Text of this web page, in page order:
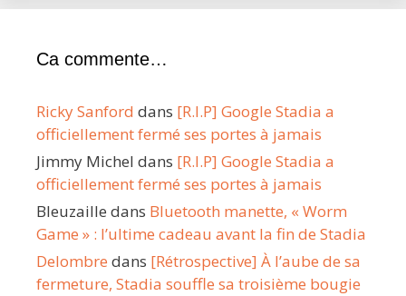
Ca commente…
Ricky Sanford dans [R.I.P] Google Stadia a
officiellement fermé ses portes à jamais
Jimmy Michel dans [R.I.P] Google Stadia a
officiellement fermé ses portes à jamais
Bleuzaille dans Bluetooth manette, « Worm
Game » : l’ultime cadeau avant la fin de Stadia
Delombre dans [Rétrospective] À l’aube de sa
fermeture, Stadia souffle sa troisième bougie